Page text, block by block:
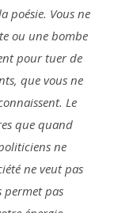
poésie. Vous ne
ou une bombe
pour tuer de
que vous ne
Le
que quand
ne
ne veut pas
permet pas